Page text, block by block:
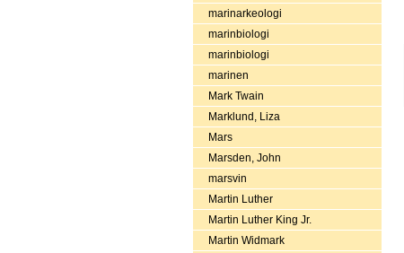
marinarkeologi
marinbiologi
marinbiologi
marinen
Mark Twain
Marklund, Liza
Mars
Marsden, John
marsvin
Martin Luther
Martin Luther King Jr.
Martin Widmark